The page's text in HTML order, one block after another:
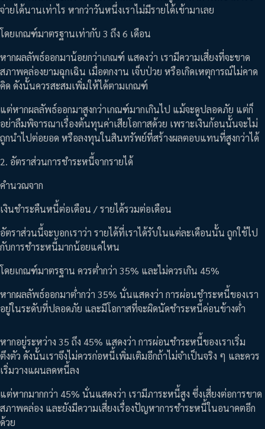
จ่ายได้นานเท่าไร หากว่าวันหนึ่งเราไม่มีรายได้เข้ามาเลย
โดยเกณฑ์มาตรฐานเท่ากับ 3 ถึง 6 เดือน
หากผลลัพธ์ออกมาน้อยกว่าเกณฑ์ แสดงว่า เรามีความเสี่ยงที่จะขาด
สภาพคล่องยามฉุกเฉิน เมื่อตกงาน เจ็บป่วย หรือเกิดเหตุการณ์ไม่คาด
คิด ดังนั้นควรสะสมเพิ่มให้ได้ตามเกณฑ์
แต่หากผลลัพธ์ออกมาสูงกว่าเกณฑ์มากเกินไป แม้จะดูปลอดภัย แต่ก็
อย่าลืมพิจารณาเรื่องต้นทุนค่าเสียโอกาสด้วย เพราะเงินก้อนนั้นจะไม่
ถูกนำไปต่อยอด หรือลงทุนในสินทรัพย์ที่สร้างผลตอบแทนที่สูงกว่าได้
2. อัตราส่วนการชำระหนี้จากรายได้
คำนวณจาก
เงินชำระคืนหนี้ต่อเดือน / รายได้รวมต่อเดือน
อัตราส่วนนี้จะบอกเราว่า รายได้ที่เราได้รับในแต่ละเดือนนั้น ถูกใช้ไป
กับการชำระหนี้มากน้อยแค่ไหน
โดยเกณฑ์มาตรฐาน ควรต่ำกว่า 35% และไม่ควรเกิน 45%
หากผลลัพธ์ออกมาต่ำกว่า 35% นั่นแสดงว่า การผ่อนชำระหนี้ของเรา
อยู่ในระดับที่ปลอดภัย และมีโอกาสที่จะผิดนัดชำระหนี้ค่อนข้างต่ำ
หากอยู่ระหว่าง 35 ถึง 45% แสดงว่า การผ่อนชำระหนี้ของเราเริ่ม
ตึงตัว ดังนั้นเราจึงไม่ควรก่อหนี้เพิ่มเติมอีกถ้าไม่จำเป็นจริง ๆ และควร
เริ่มวางแผนลดหนี้ลง
แต่หากมากกว่า 45% นั่นแสดงว่า เรามีภาระหนี้สูง ซึ่งเสี่ยงต่อการขาด
สภาพคล่อง และยังมีความเสี่ยงเรื่องปัญหาการชำระหนี้ในอนาคตอีก
ด้วย